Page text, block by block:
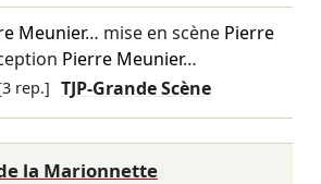
Meunier… mise en scène Pierre
Pierre Meunier…
rep.] TJP-Grande Scène
la Marionnette